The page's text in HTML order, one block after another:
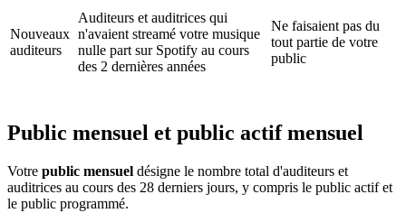
Nouveaux
auditeurs
Auditeurs et auditrices qui
n'avaient streamé votre musique
nulle part sur Spotify au cours
des 2 dernières années
Ne faisaient pas du
tout partie de votre
public
Public mensuel et public actif mensuel
Votre public mensuel désigne le nombre total d'auditeurs et
auditrices au cours des 28 derniers jours, y compris le public actif et
le public programmé.